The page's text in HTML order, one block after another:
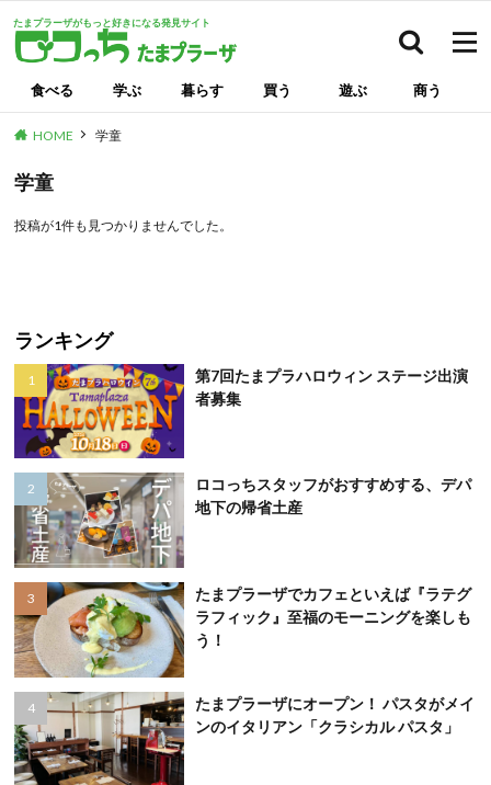
たまプラーザがもっと好きになる発見サイト
食べる 学ぶ 暮らす 買う 遊ぶ 商う
HOME 学童
学童
投稿が1件も見つかりませんでした。
ランキング
第7回たまプラハロウィン ステージ出演
者募集
ロコっちスタッフがおすすめする、デパ
地下の帰省土産
たまプラーザでカフェといえば『ラテグ
ラフィック』至福のモーニングを楽しも
う！
たまプラーザにオープン！ パスタがメイ
ンのイタリアン「クラシカル パスタ」